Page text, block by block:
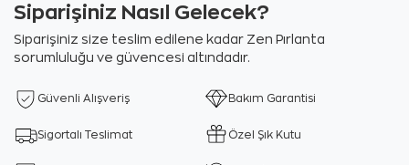
Siparişiniz Nasıl Gelecek?
Siparişiniz size teslim edilene kadar Zen Pırlanta
sorumluluğu ve güvencesi altındadır.
Güvenli Alışveriş Bakım Garantisi
Sigortalı Teslimat Özel Şık Kutu